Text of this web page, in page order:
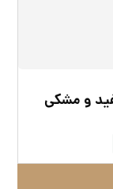
و مشکی